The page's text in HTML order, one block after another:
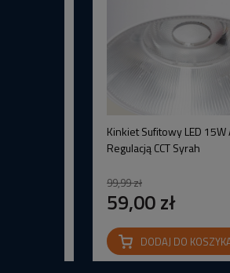
Kinkiet Sufitowy LED
Regulacją CCT Syrah
99,99 zł
59,00 zł
DODAJ DO